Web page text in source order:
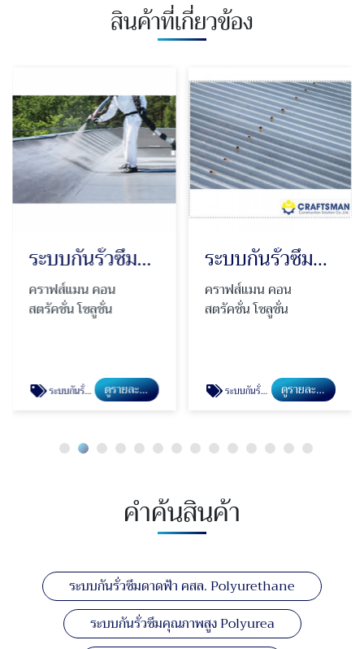
สินค้าที่เกี่ยวข้อง
ระบบกันรั่วซึมคุณภาพสูง Polyurea
คราฟส์แมน คอน
สตรัคชั่น โซลูชั่น
ระบบกันรั่วซึมคุณภาพสูง Polyurea ดูรายละเอียด
ระบบกันรั่วซึมหลังคาเมทัลชีท
คราฟส์แมน คอน
สตรัคชั่น โซลูชั่น
ระบบกันรั่วซึมหลังคาเมทัลชีท ดูรายละเอียด
คำค้นสินค้า
ระบบกันรั่วซึมดาดฟ้า คสล. Polyurethane
ระบบกันรั่วซึมคุณภาพสูง Polyurea